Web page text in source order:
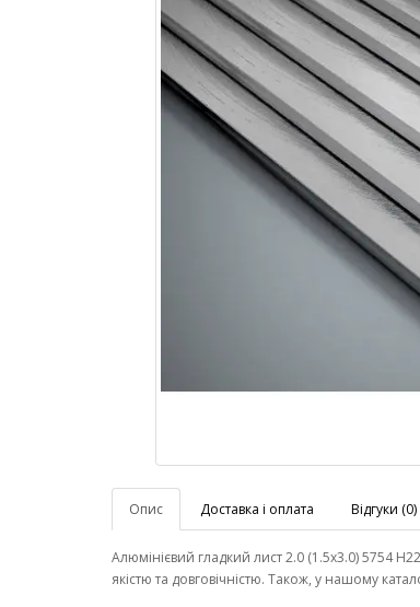
Опис Доставка і оплата Відгуки (0)
Алюмінієвий гладкий лист 2.0 (1.5х3.0) 5754
якістю та довговічністю. Також, у нашому